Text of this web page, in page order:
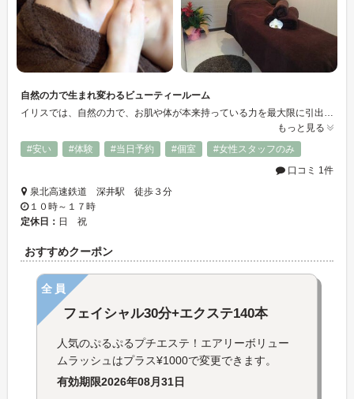
自然の力で生まれ変わるビューティールーム
イリスでは、自然の力で、お肌や体が本来持っている力を最大限に引出し、スピーディに肌再生をおこないます。 高価なお化粧品やいいと言われる物は色々試してみたけどいまいち効果や改善に満足できていない方は是非一度ご体験下さい。 スタッフも気さくでエステに抵抗がある方でもお気軽に通って頂けるサロンです(^^♪ 一回一回の都度払い制になっており、無理にお化粧品を進める事も御座いません。 完全個室ですので、忙しい日常から解放され、ゆっくりと最高のハンドテクニックをお楽しみ下さい。
もっと見る
#安い
#体験 #当日予約 #個室
#女性スタッフのみ
口コミ 1件
泉北高速鉄道 深井駅 徒歩３分
１０時～１７時
定休日： 日 祝
おすすめクーポン
全員
フェイシャル30分+エクステ140本
人気のぷるぷるプチエステ！エアリーボリュー
ムラッシュはプラス¥1000で変更できます。
有効期限2026年08月31日